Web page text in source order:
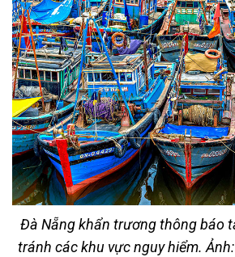
Đà Nẵng khẩn trương thông báo
tránh các khu vực nguy hiểm.